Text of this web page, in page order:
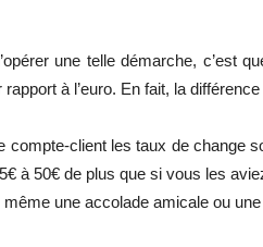
une telle démarche, c’est
à l’euro. En fait, la
client les taux de change
à 50€ de plus que si vous les
une accolade amicale ou